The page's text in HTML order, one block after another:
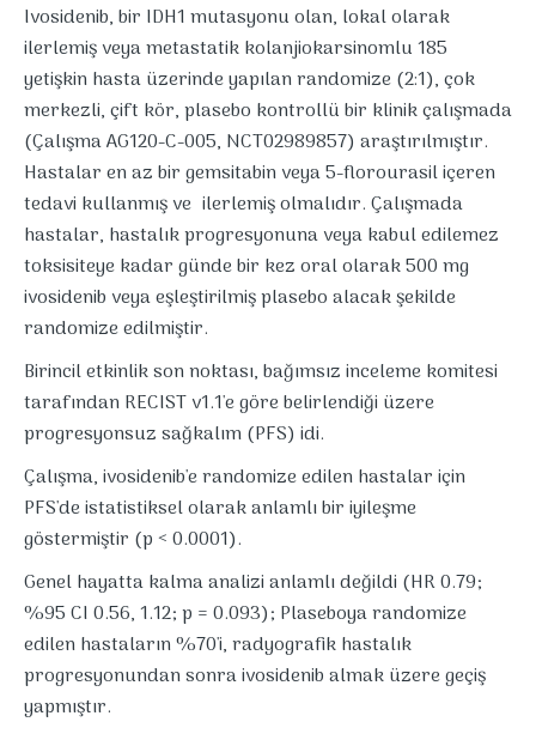
Ivosidenib, bir IDH1 mutasyonu olan, lokal olarak
ilerlemiş veya metastatik kolanjiokarsinomlu 185
yetişkin hasta üzerinde yapılan randomize (2:1), çok
merkezli, çift kör, plasebo kontrollü bir klinik çalışmada
(Çalışma AG120-C-005, NCT02989857) araştırılmıştır.
Hastalar en az bir gemsitabin veya 5-florourasil içeren
tedavi kullanmış ve ilerlemiş olmalıdır. Çalışmada
hastalar, hastalık progresyonuna veya kabul edilemez
toksisiteye kadar günde bir kez oral olarak 500 mg
ivosidenib veya eşleştirilmiş plasebo alacak şekilde
randomize edilmiştir.
Birincil etkinlik son noktası, bağımsız inceleme komitesi
tarafından RECIST v1.1'e göre belirlendiği üzere
progresyonsuz sağkalım (PFS) idi.
Çalışma, ivosidenib'e randomize edilen hastalar için
PFS'de istatistiksel olarak anlamlı bir iyileşme
göstermiştir (p < 0.0001).
Genel hayatta kalma analizi anlamlı değildi (HR 0.79;
%95 CI 0.56, 1.12; p = 0.093); Plaseboya randomize
edilen hastaların %70'i, radyografik hastalık
progresyonundan sonra ivosidenib almak üzere geçiş
yapmıştır.